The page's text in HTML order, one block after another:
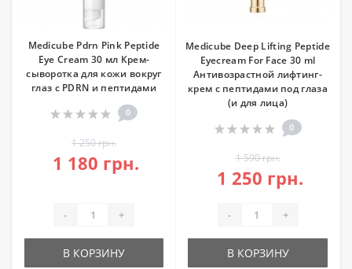
Medicube Pdrn Pink Peptide
Eye Cream 30 мл Крем-
сыворотка для кожи вокруг
глаз с PDRN и пептидами
0
1 250 грн.
1 180 грн.
- +
В КОРЗИНУ
Medicube Deep Lifting Peptide
Eyecream For Face 30 ml
Антивозрастной лифтинг-
крем с пептидами под глаза
(и для лица)
0
1 590 грн.
1 250 грн.
- +
В КОРЗИНУ